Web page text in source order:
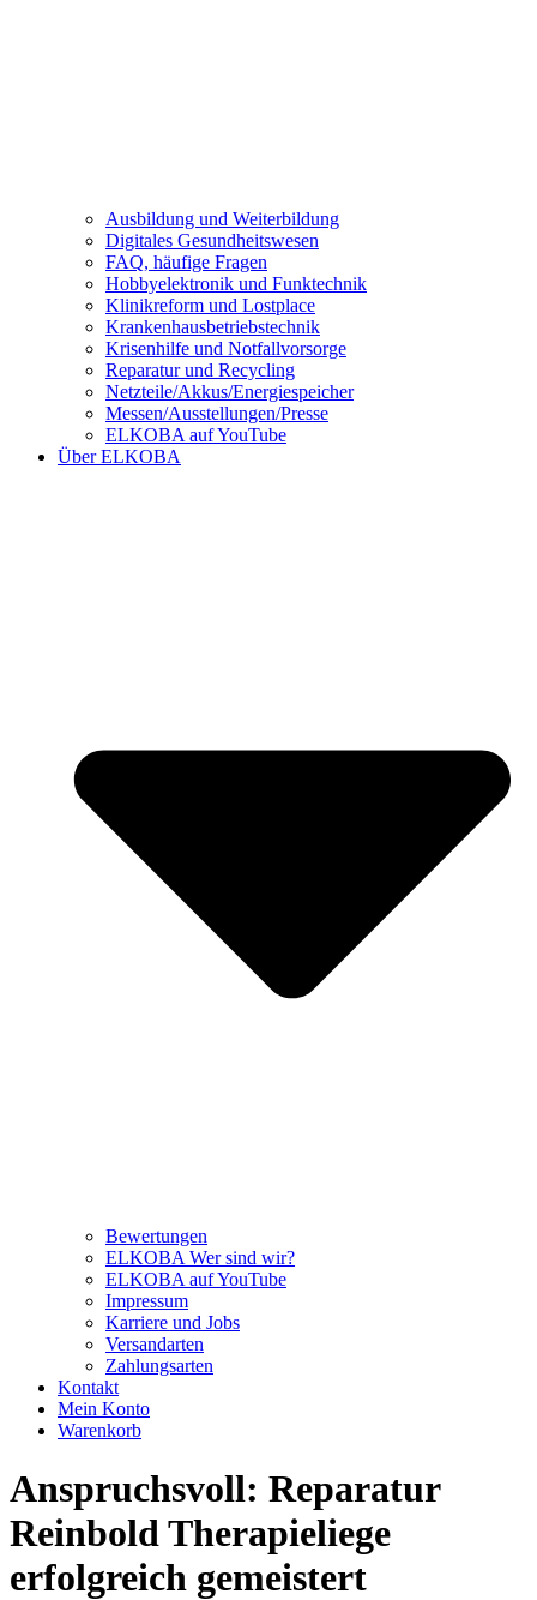
Ausbildung und Weiterbildung
Digitales Gesundheitswesen
FAQ, häufige Fragen
Hobbyelektronik und Funktechnik
Klinikreform und Lostplace
Krankenhausbetriebstechnik
Krisenhilfe und Notfallvorsorge
Reparatur und Recycling
Netzteile/Akkus/Energiespeicher
Messen/Ausstellungen/Presse
ELKOBA auf YouTube
Über ELKOBA
Bewertungen
ELKOBA Wer sind wir?
ELKOBA auf YouTube
Impressum
Karriere und Jobs
Versandarten
Zahlungsarten
Kontakt
Mein Konto
Warenkorb
Anspruchsvoll: Reparatur
Reinbold Therapieliege
erfolgreich gemeistert